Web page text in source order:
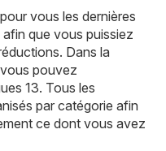
vous les dernières
que vous puissiez
Dans la
pouvez
13. Tous les
par catégorie afin
ce dont vous avez